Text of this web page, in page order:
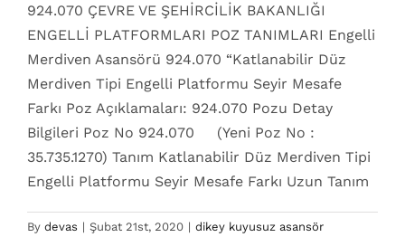
924.070 ÇEVRE VE ŞEHİRCİLİK BAKANLIĞI
ENGELLİ PLATFORMLARI POZ TANIMLARI Engelli
Merdiven Asansörü 924.070 “Katlanabilir Düz
Merdiven Tipi Engelli Platformu Seyir Mesafe
Farkı Poz Açıklamaları: 924.070 Pozu Detay
Bilgileri Poz No 924.070 (Yeni Poz No :
35.735.1270) Tanım Katlanabilir Düz Merdiven Tipi
Engelli Platformu Seyir Mesafe Farkı Uzun Tanım
By devas | Şubat 21st, 2020 | dikey kuyusuz asansör